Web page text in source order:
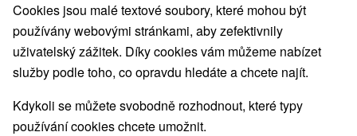
RECENZE
Poloha
Západné Slovensko, Trenčiansky kraj, Prievidza,
Cookies jsou malé textové soubory, které mohou být
používány webovými stránkami, aby zefektivnily
uživatelský zážitek. Díky cookies vám můžeme nabízet
služby podle toho, co opravdu hledáte a chcete najít.
Kdykoli se můžete svobodně rozhodnout, které typy
používání cookies chcete umožnit.